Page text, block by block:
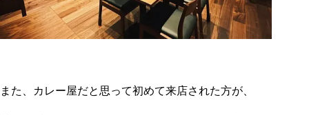
また、カレー屋だと思って初めて来店された方が、